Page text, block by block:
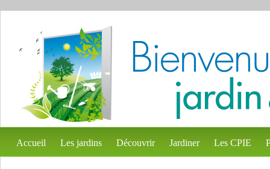
Accueil Les jardins Découvrir Jardiner Les CPIE